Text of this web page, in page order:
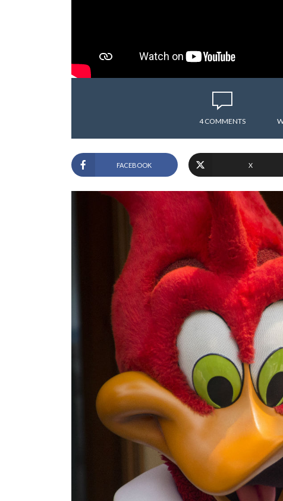
4 COMMENTS
FACEBOOK X